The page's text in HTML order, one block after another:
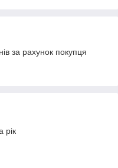
за рахунок покупця
рік